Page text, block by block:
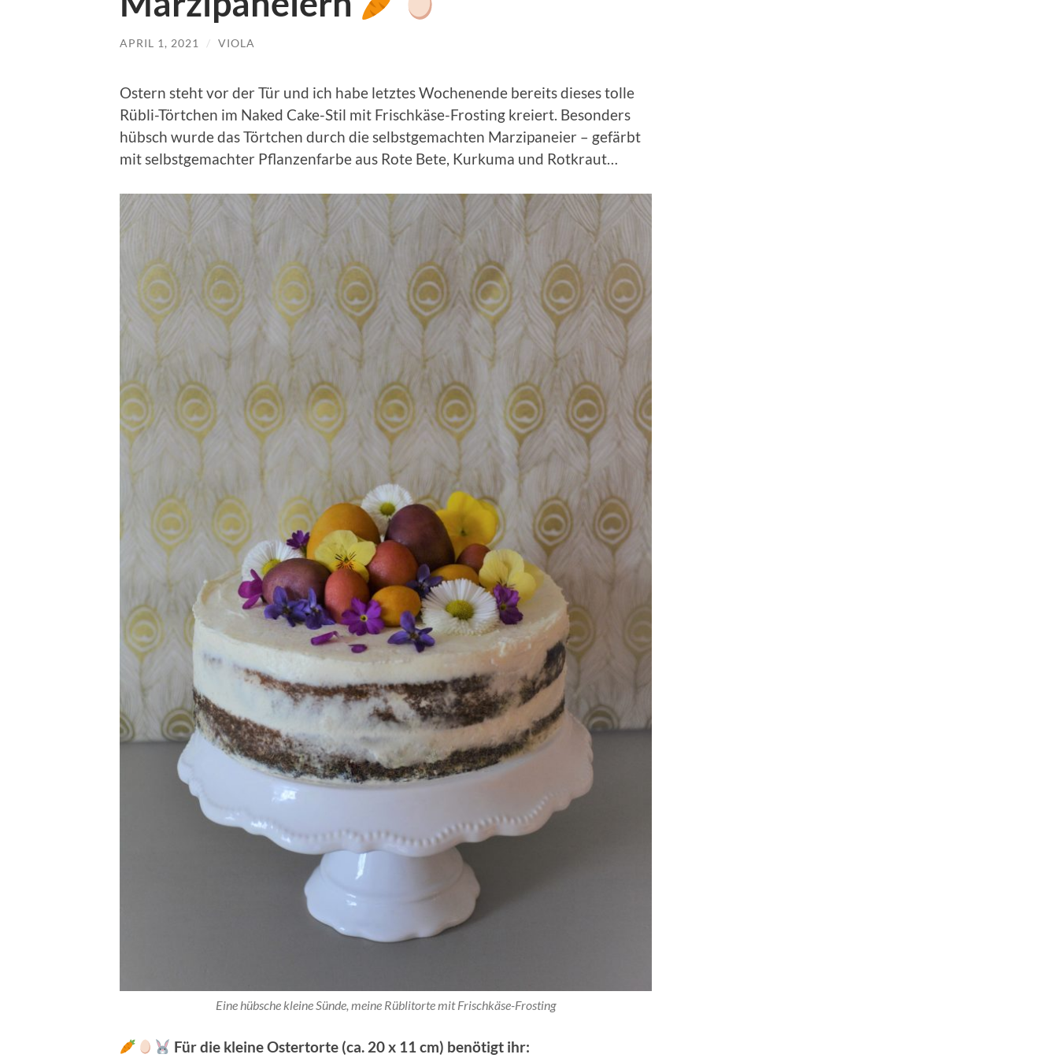
APRIL 1, 2021 / VIOLA
Ostern steht vor der Tür und ich habe letztes Wochenende bereits dieses tolle
Rübli-Törtchen im Naked Cake-Stil mit Frischkäse-Frosting kreiert. Besonders
hübsch wurde das Törtchen durch die selbstgemachten Marzipaneier – gefärbt
mit selbstgemachter Pflanzenfarbe aus Rote Bete, Kurkuma und Rotkraut…
Eine hübsche kleine Sünde, meine Rüblitorte mit Frischkäse-Frosting
Für die kleine Ostertorte (ca. 20 x 11 cm) benötigt ihr: